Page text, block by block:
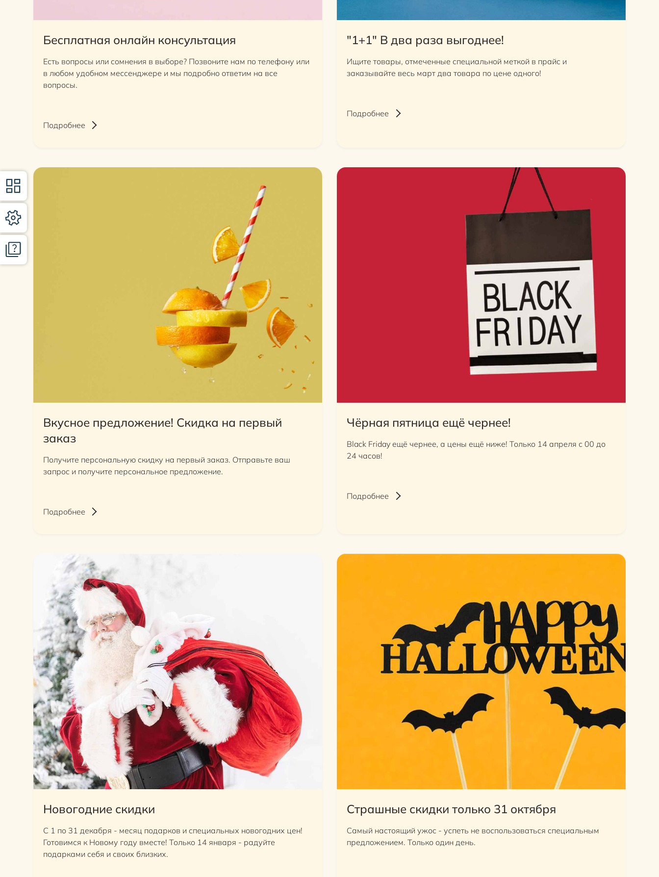
Бесплатная онлайн консультация
Есть вопросы или сомнения в выборе? Позвоните нам по телефону или
в любом удобном мессенджере и мы подробно ответим на все
вопросы.
Подробнее
"1+1" В два раза выгоднее!
Ищите товары, отмеченные специальной меткой в прайс и
заказывайте весь март два товара по цене одного!
Подробнее
Вкусное предложение! Скидка на первый
заказ
Получите персональную скидку на первый заказ. Отправьте ваш
запрос и получите персональное предложение.
Подробнее
Чёрная пятница ещё чернее!
Black Friday ещё чернее, а цены ещё ниже! Только 14 апреля с 00 до
24 часов!
Подробнее
Новогодние скидки
С 1 по 31 декабря - месяц подарков и специальных новогодних цен!
Готовимся к Новому году вместе! Только 14 января - радуйте
подарками себя и своих близких.
Страшные скидки только 31 октября
Самый настоящий ужос - успеть не воспользоваться специальным
предложением. Только один день.